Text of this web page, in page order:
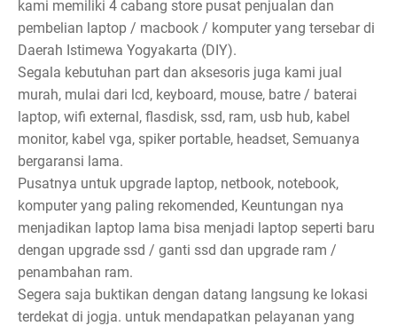
kami memiliki 4 cabang store pusat penjualan dan
pembelian laptop / macbook / komputer yang tersebar di
Daerah Istimewa Yogyakarta (DIY).
Segala kebutuhan part dan aksesoris juga kami jual
murah, mulai dari lcd, keyboard, mouse, batre / baterai
laptop, wifi external, flasdisk, ssd, ram, usb hub, kabel
monitor, kabel vga, spiker portable, headset, Semuanya
bergaransi lama.
Pusatnya untuk upgrade laptop, netbook, notebook,
komputer yang paling rekomended, Keuntungan nya
menjadikan laptop lama bisa menjadi laptop seperti baru
dengan upgrade ssd / ganti ssd dan upgrade ram /
penambahan ram.
Segera saja buktikan dengan datang langsung ke lokasi
terdekat di jogja. untuk mendapatkan pelayanan yang